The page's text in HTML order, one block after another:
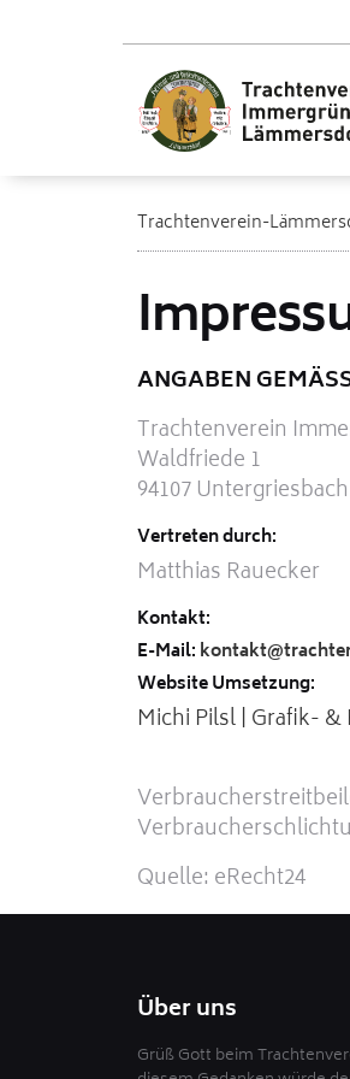
Trachtenverein-
ANGABEN
Trachtenverein
Waldfriede 1
94107 Untergriesbach
Vertreten durch:
Matthias Rauecker
Kontakt:
E-Mail:
Website Umsetzung:
Michi Pilsl | Grafik-
Quelle: eRecht24
Über uns
Grüß Gott beim